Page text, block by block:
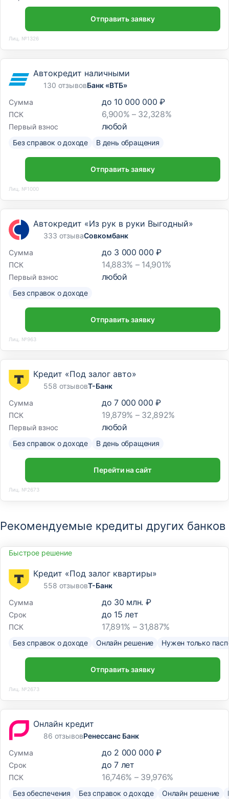
Отправить заявку
Лиц. №1326
Автокредит наличными
130 отзывовБанк «ВТБ»
Сумма
до 10 000 000 ₽
ПСК 6,900% – 32,328%
Первый взнос любой
Без справок о доходе В день обращения
Отправить заявку
Лиц. №1000
Автокредит «Из рук в руки Выгодный»
333 отзываСовкомбанк
Сумма
до 3 000 000 ₽
ПСК 14,883% – 14,901%
Первый взнос любой
Без справок о доходе
Отправить заявку
Лиц. №963
Кредит «Под залог авто»
558 отзывовТ-Банк
Сумма
до 7 000 000 ₽
ПСК 19,879% – 32,892%
Первый взнос любой
Без справок о доходе В день обращения
Перейти на сайт
Лиц. №2673
Рекомендуемые кредиты других банков
Быстрое решение
Кредит «Под залог квартиры»
558 отзывовТ-Банк
Сумма
до 30 млн. ₽
Срок до 15 лет
ПСК 17,891% – 31,887%
Без справок о доходе Онлайн решение Нужен только
Отправить заявку
Лиц. №2673
Онлайн кредит
86 отзывовРенессанс Банк
Сумма
до 2 000 000 ₽
Срок до7лет
ПСК 16,746% – 39,976%
Без обеспечения Без справок о доходе Онлайн решение